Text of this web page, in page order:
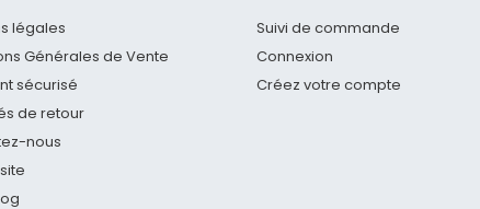
légales
Générales de Vente
sécurisé
de retour
nous
Suivi de commande
Connexion
Créez votre compte